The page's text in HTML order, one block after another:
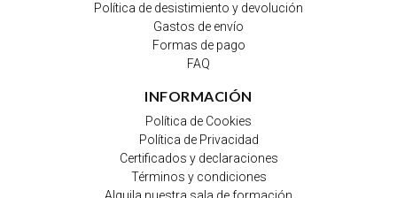
Política de desistimiento y devolución
Gastos de envío
Formas de pago
FAQ
INFORMACIÓN
Política de Cookies
Política de Privacidad
Certificados y declaraciones
Términos y condiciones